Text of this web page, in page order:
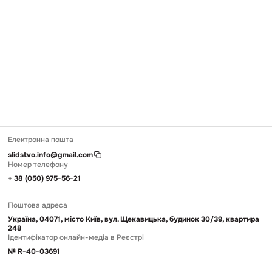
Електронна пошта
slidstvo.info@gmail.com
Номер телефону
+ 38 (050) 975-56-21
Поштова адреса
Україна, 04071, місто Київ, вул. Щекавицька, будинок 30/39, квартира
248
Ідентифікатор онлайн-медіа в Реєстрі
№ R-40-03691